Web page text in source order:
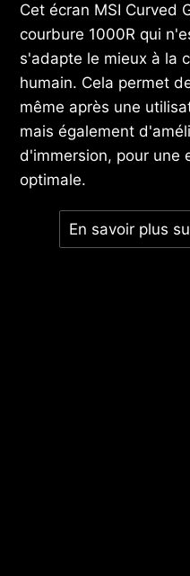
Cet écran MSI Curved
courbure 1000R qui
s'adapte le mieux à la
humain. Cela permet
même après une
mais également
d'immersion, pour une
optimale.
En savoir plus